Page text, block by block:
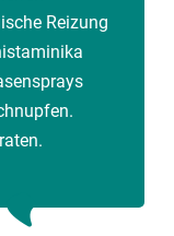
Reizung